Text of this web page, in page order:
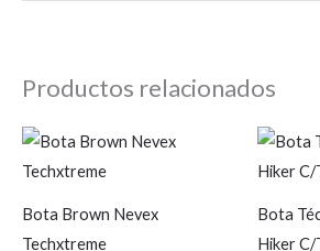
Productos relacionados
Bota Brown Nevex
Techxtreme
Bota
Hiker